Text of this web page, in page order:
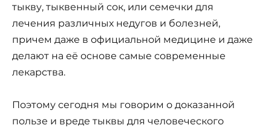
тыкву, тыквенный сок, или семечки для
лечения различных недугов и болезней,
причем даже в официальной медицине и даже
делают на её основе самые современные
лекарства.
Поэтому сегодня мы говорим о доказанной
пользе и вреде тыквы для человеческого